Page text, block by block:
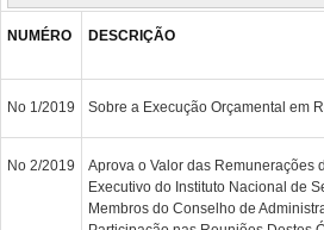
NUMÉRO DESCRIÇÃO
No 1/2019 Sobre a Execução Orçamental em
No 2/2019
Aprova o Valor das Remunerações
Executivo do Instituto Nacional de
Membros do Conselho de